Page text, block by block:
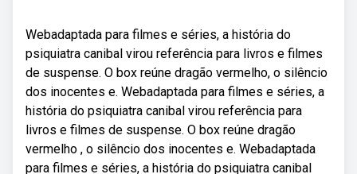
Webadaptada para filmes e séries, a história do
psiquiatra canibal virou referência para livros e filmes
de suspense. O box reúne dragão vermelho, o silêncio
dos inocentes e. Webadaptada para filmes e séries, a
história do psiquiatra canibal virou referência para
livros e filmes de suspense. O box reúne dragão
vermelho , o silêncio dos inocentes e. Webadaptada
para filmes e séries, a história do psiquiatra canibal